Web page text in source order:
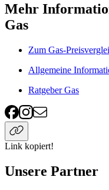
Mehr
Gas
Zum Gas-
Allgemeine
Ratgeber Gas
Link kopiert!
Unsere Partner